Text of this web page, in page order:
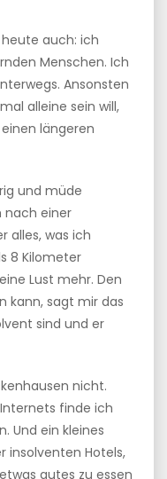
auch: ich
Menschen. Ich
Ansonsten
alleine sein will,
längeren
und müde
nach einer
alles, was ich
8 Kilometer
Lust mehr. Den
kann, sagt mir das
sind und er
nicht.
finde ich
Und ein kleines
insolventen Hotels,
gutes zu essen